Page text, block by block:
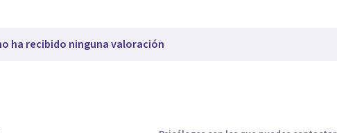
ha recibido ninguna valoración